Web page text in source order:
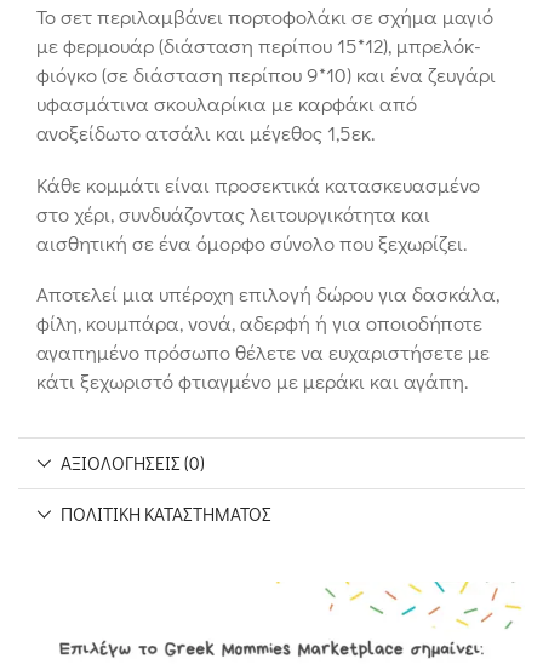
Το σετ περιλαμβάνει πορτοφολάκι σε σχήμα μαγιό
με φερμουάρ (διάσταση περίπου 15*12), μπρελόκ-
φιόγκο (σε διάσταση περίπου 9*10) και ένα ζευγάρι
υφασμάτινα σκουλαρίκια με καρφάκι από
ανοξείδωτο ατσάλι και μέγεθος 1,5εκ.
Κάθε κομμάτι είναι προσεκτικά κατασκευασμένο
στο χέρι, συνδυάζοντας λειτουργικότητα και
αισθητική σε ένα όμορφο σύνολο που ξεχωρίζει.
Αποτελεί μια υπέροχη επιλογή δώρου για δασκάλα,
φίλη, κουμπάρα, νονά, αδερφή ή για οποιοδήποτε
αγαπημένο πρόσωπο θέλετε να ευχαριστήσετε με
κάτι ξεχωριστό φτιαγμένο με μεράκι και αγάπη.
ΑΞΙΟΛΟΓΉΣΕΙΣ (0)
ΠΟΛΙΤΙΚΉ ΚΑΤΑΣΤΉΜΑΤΟΣ